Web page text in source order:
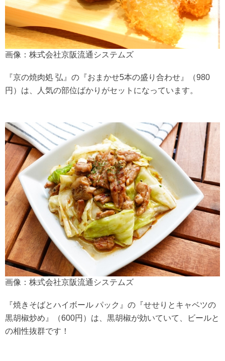
画像：株式会社京阪流通システムズ
『京の焼肉処 弘』の『おまかせ5本の盛り合わせ』（980
円）は、人気の部位ばかりがセットになっています。
画像：株式会社京阪流通システムズ
『焼きそばとハイボール パック』の『せせりとキャベツの
黒胡椒炒め』（600円）は、黒胡椒が効いていて、ビールと
の相性抜群です！